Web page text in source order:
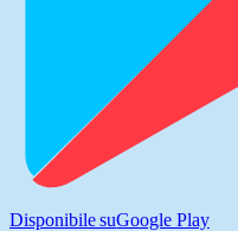
Disponibile suGoogle Play